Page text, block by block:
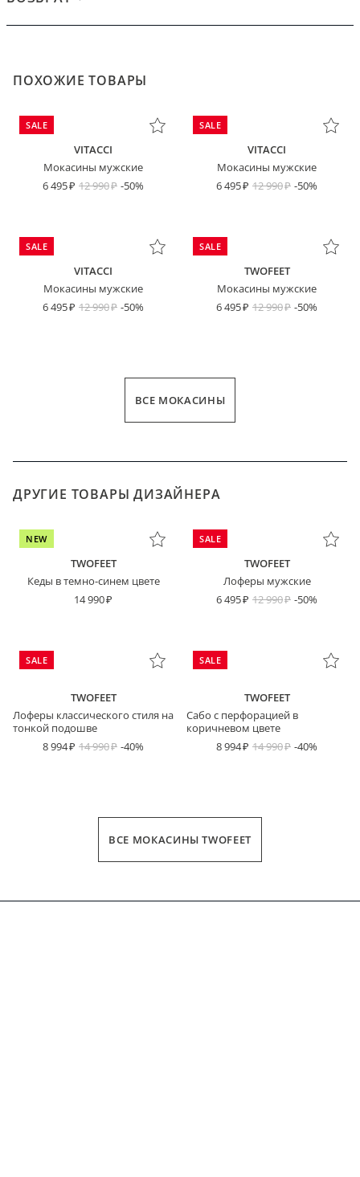
ПОХОЖИЕ ТОВАРЫ
SALE
VITACCI
Мокасины мужские
6 495
12 990 -50%
SALE
VITACCI
Мокасины мужские
6 495
12 990 -50%
SALE
VITACCI
Мокасины мужские
6 495
12 990 -50%
SALE
TWOFEET
Мокасины мужские
6 495
12 990 -50%
ВСЕ МОКАСИНЫ
ДРУГИЕ ТОВАРЫ ДИЗАЙНЕРА
NEW
TWOFEET
Кеды в темно-синем цвете
14 990
SALE
TWOFEET
Лоферы мужские
6 495
12 990 -50%
SALE
TWOFEET
Лоферы классического стиля на
тонкой подошве
8 994
14 990 -40%
SALE
TWOFEET
Сабо с перфорацией в
коричневом цвете
8 994
14 990 -40%
ВСЕ МОКАСИНЫ TWOFEET